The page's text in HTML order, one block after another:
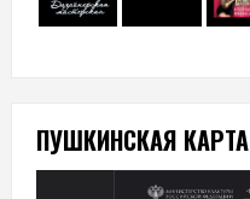
ПУШКИНСКАЯ КАРТА